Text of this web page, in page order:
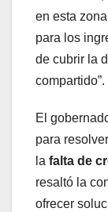
en esta
para los
de cubrir la
compartido”.
El
para
la falta de
resaltó la
ofrecer